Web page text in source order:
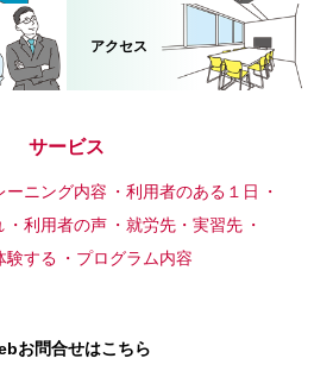
アクセス
サービス
ーニング内容
利用者のある１日
利用者の声
就労先・実習先
験する
プログラム内容
お問合せはこちら